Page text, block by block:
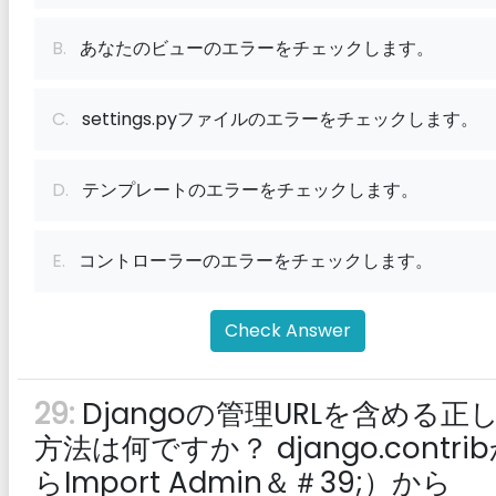
B. あなたのビューのエラーをチェックします。
C. settings.pyファイルのエラーをチェックします。
D. テンプレートのエラーをチェックします。
E. コントローラーのエラーをチェックします。
Check Answer
29: Djangoの管理URLを含める正
方法は何ですか？ django.contrib
らImport Admin＆＃39;）から